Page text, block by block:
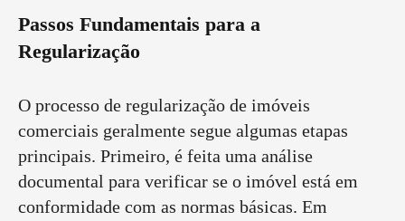
Passos Fundamentais para a
Regularização
O processo de regularização de imóveis
comerciais geralmente segue algumas etapas
principais. Primeiro, é feita uma análise
documental para verificar se o imóvel está em
conformidade com as normas básicas. Em